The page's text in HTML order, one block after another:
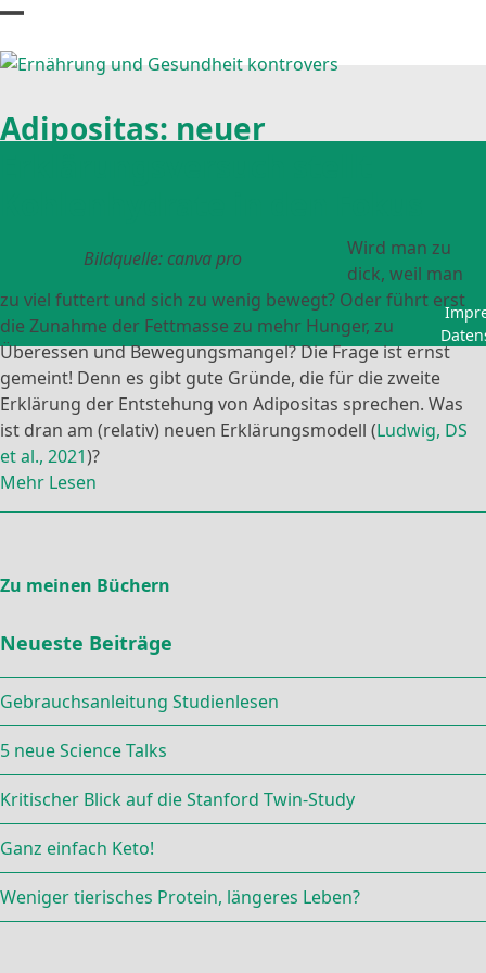
Skip
content
mobile
menu
mobile
menu
Adipositas: neuer
Bildquelle: canva pro
Wird man zu
dick, weil man
zu viel futtert und sich zu wenig bewegt? Oder führt erst
die Zunahme der Fettmasse zu mehr Hunger, zu
Überessen und Bewegungsmangel? Die Frage ist ernst
gemeint! Denn es gibt gute Gründe, die für die zweite
Erklärung der Entstehung von Adipositas sprechen. Was
ist dran am (relativ) neuen Erklärungsmodell (Ludwig, DS
et al., 2021)?
Mehr Lesen
Zu meinen Büchern
Neueste Beiträge
Gebrauchsanleitung Studienlesen
5 neue Science Talks
Kritischer Blick auf die Stanford Twin-Study
Ganz einfach Keto!
Weniger tierisches Protein, längeres Leben?